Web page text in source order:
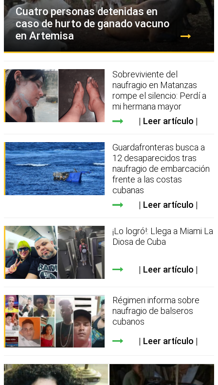
Cuatro personas detenidas en
caso de hurto de ganado vacuno
en Artemisa
Sobreviviente del
naufragio en Matanzas
rompe el silencio: Perdí a
mi hermana mayor
Leer artículo
Guardafronteras busca a
12 desaparecidos tras
naufragio de embarcación
frente a las costas
cubanas
Leer artículo
¡Lo logró!: Llega a Miami La
Diosa de Cuba
Leer artículo
Régimen informa sobre
naufragio de balseros
cubanos
Leer artículo